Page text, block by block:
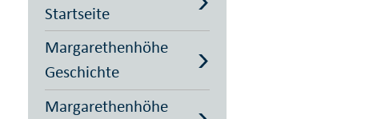
Startseite
Margarethenhöhe
Geschichte
Margarethenhöhe